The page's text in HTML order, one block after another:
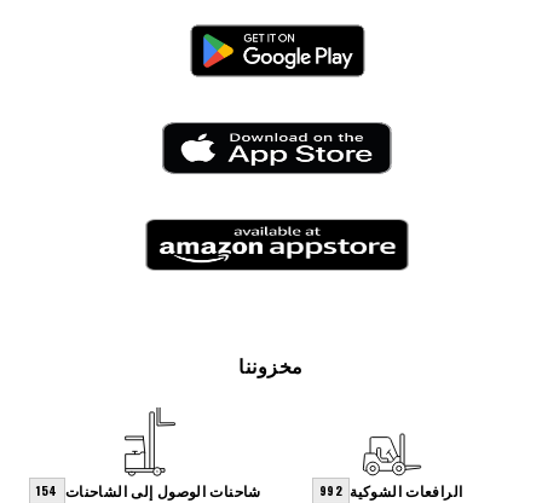
مخزوننا
الرافعات الشوكية 992 شاحنات الوصول إلى الشاحنات 154